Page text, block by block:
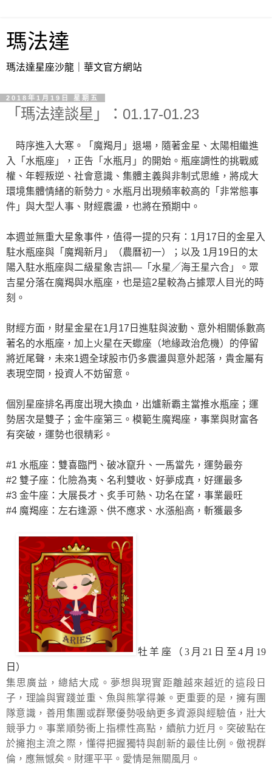
瑪法達
瑪法達星座沙龍｜華文官方網站
2018年1月19日 星期五
「瑪法達談星」：01.17-01.23
時序進入大寒。「魔羯月」退場，隨著金星、太陽相繼進
入「水瓶座」，正告「水瓶月」的開始。瓶座調性的挑戰威
權、年輕叛逆、社會意識、集體主義與非制式思維，將成大
環境集體情緒的新勢力。水瓶月出現頻率較高的「非常態事
件」與大型人事、財經震盪，也將在預期中。
本週並無重大星象事件，值得一提的只有：1月17日的金星入
駐水瓶座與「魔羯新月」（農曆初一）；以及 1月19日的太
陽入駐水瓶座與二級星象吉訊—「水星╱海王星六合」。眾
吉星分落在魔羯與水瓶座，也是這2星較為占據眾人目光的時
刻。
財經方面，財星金星在1月17日進駐與波動、意外相關係數高
著名的水瓶座，加上火星在天蠍座（地緣政治危機）的停留
將近尾聲，未來1週全球股市仍多震盪與意外起落，貴金屬有
表現空間，投資人不妨留意。
個別星座排名再度出現大換血，出爐新霸主當推水瓶座；運
勢居次是雙子；金牛座第三。模範生魔羯座，事業與財富各
有突破，運勢也很精彩。
#1 水瓶座：雙喜臨門、破冰竄升、一馬當先，運勢最夯
#2 雙子座：化險為夷、名利雙收、好夢成真，好運最多
#3 金牛座：大展長才、炙手可熱、功名在望，事業最旺
#4 魔羯座：左右逢源、供不應求、水漲船高，斬獲最多
牡羊座（3月21日至4月19
日）
集思廣益，總結大成。夢想與現實距離越來越近的這段日
子，理論與實踐並重、魚與熊掌得兼。更重要的是，擁有團
隊意識，善用集團或群聚優勢吸納更多資源與經驗值，壯大
競爭力。事業順勢衝上指標性高點，續航力近月。突破點在
於擁抱主流之際，懂得把握獨特與創新的最佳比例。傲視群
倫，應無憾矣。財運平平。愛情是無關風月。